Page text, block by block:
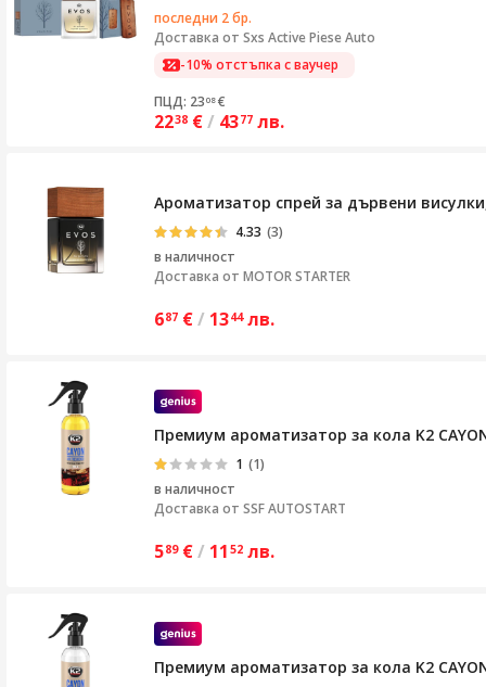
последни 2 бр.
Доставка от Sxs Active Piese Auto
-10% отстъпка с ваучер
ПЦД: 23 08 €
2238 €/ 4377 лв.
Ароматизатор спрей за дървени
4.33 (3)
в наличност
Доставка от MOTOR STARTER
687 €/ 1344 лв.
Премиум ароматизатор за кола K2
1 (1)
в наличност
Доставка от SSF AUTOSTART
589 €/ 11 52 лв.
Премиум ароматизатор за кола K2